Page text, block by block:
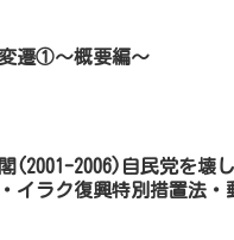
遷①～概要編～
(2001-2006)自民党を壊
イラク復興特別措置法・